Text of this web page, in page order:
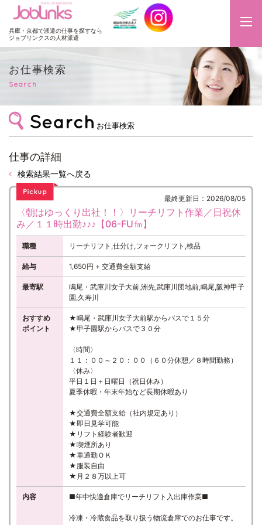
JobLinks
兵庫・京都で派遣の仕事を探すなら
ジョブリンクスの人材派遣
お仕事検索
Search
お仕事検索
仕事の詳細
検索結果一覧へ戻る
最終更新日：2026/08/05
〈朝はゆっくり出社！！〉リーチリフト作業／日祝休
み／１１時出勤♪♪♪【06-FU㎙】
職種 リーチリフト,仕分け,フォークリフト,検品
給与 1,650円 + 交通費全額支給
最寄駅
鳴尾・武庫川女子大前,洲先,武庫川団地前,鳴尾,阪神甲子
園,久寿川
おすすめ
ポイント
★鳴尾・武庫川女子大前駅からバスで１５分
★甲子園駅からバスで３０分
〈時間〉
１１：００～２０：００（６０分休憩／８時間勤務）
〈休み〉
平日１日＋日曜日（祝日休み）
夏季休暇・年末年始など長期休暇あり
★交通費全額支給（社内規定あり）
★即日見学可能
★リフト経験者歓迎
★喫煙所あり
★車通勤ＯＫ
★服装自由
★月２８万以上可
内容 ■年中快適倉庫でリーチリフト入出庫作業■
冷凍・冷蔵食品を取り扱う物流倉庫でのお仕事です。